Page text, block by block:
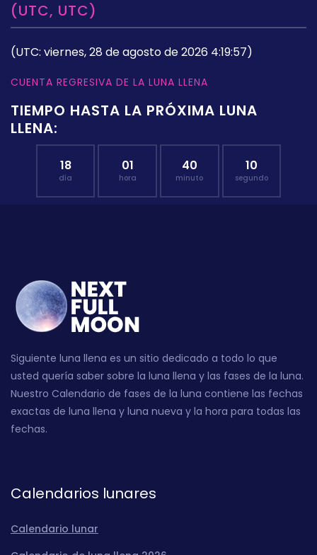
(UTC, UTC)
(UTC: viernes, 28 de agosto de 2026 4:19:57)
CUENTA REGRESIVA DE LA LUNA LLENA
TIEMPO HASTA LA PRÓXIMA LUNA
LLENA:
18
día
01
hora
40
minuto
10
segundo
Siguiente luna llena es un sitio dedicado a todo lo que
usted quería saber sobre la luna llena y las fases de la luna.
Nuestro Calendario de fases de la luna contiene las fechas
exactas de luna llena y luna nueva y la hora para todas las
fechas.
Calendarios lunares
Calendario lunar